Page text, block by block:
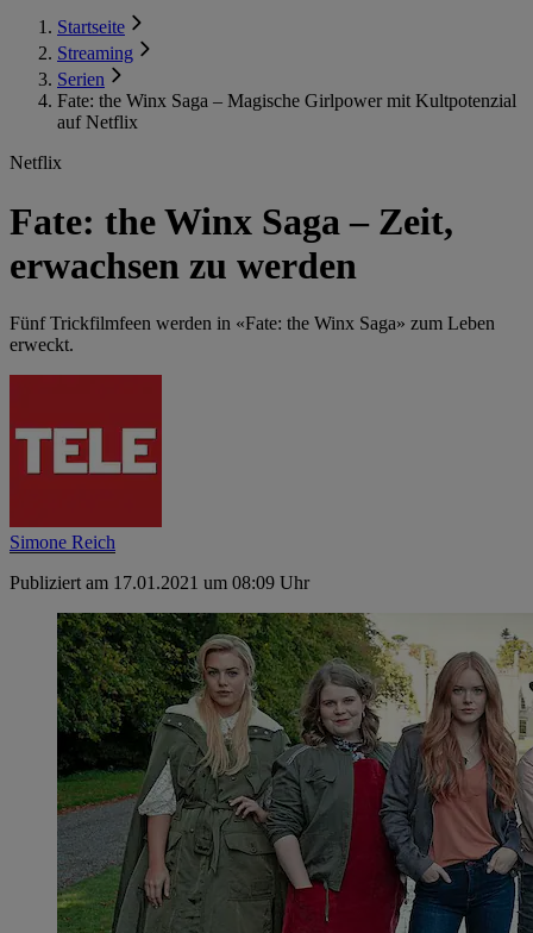
Startseite
Streaming
Serien
Fate: the Winx Saga – Magische Girlpower mit Kultpotenzial
auf Netflix
Netflix
Fate: the Winx Saga – Zeit,
erwachsen zu werden
Fünf Trickfilmfeen werden in «Fate: the Winx Saga» zum Leben
erweckt.
Simone Reich
Publiziert am 17.01.2021 um 08:09 Uhr